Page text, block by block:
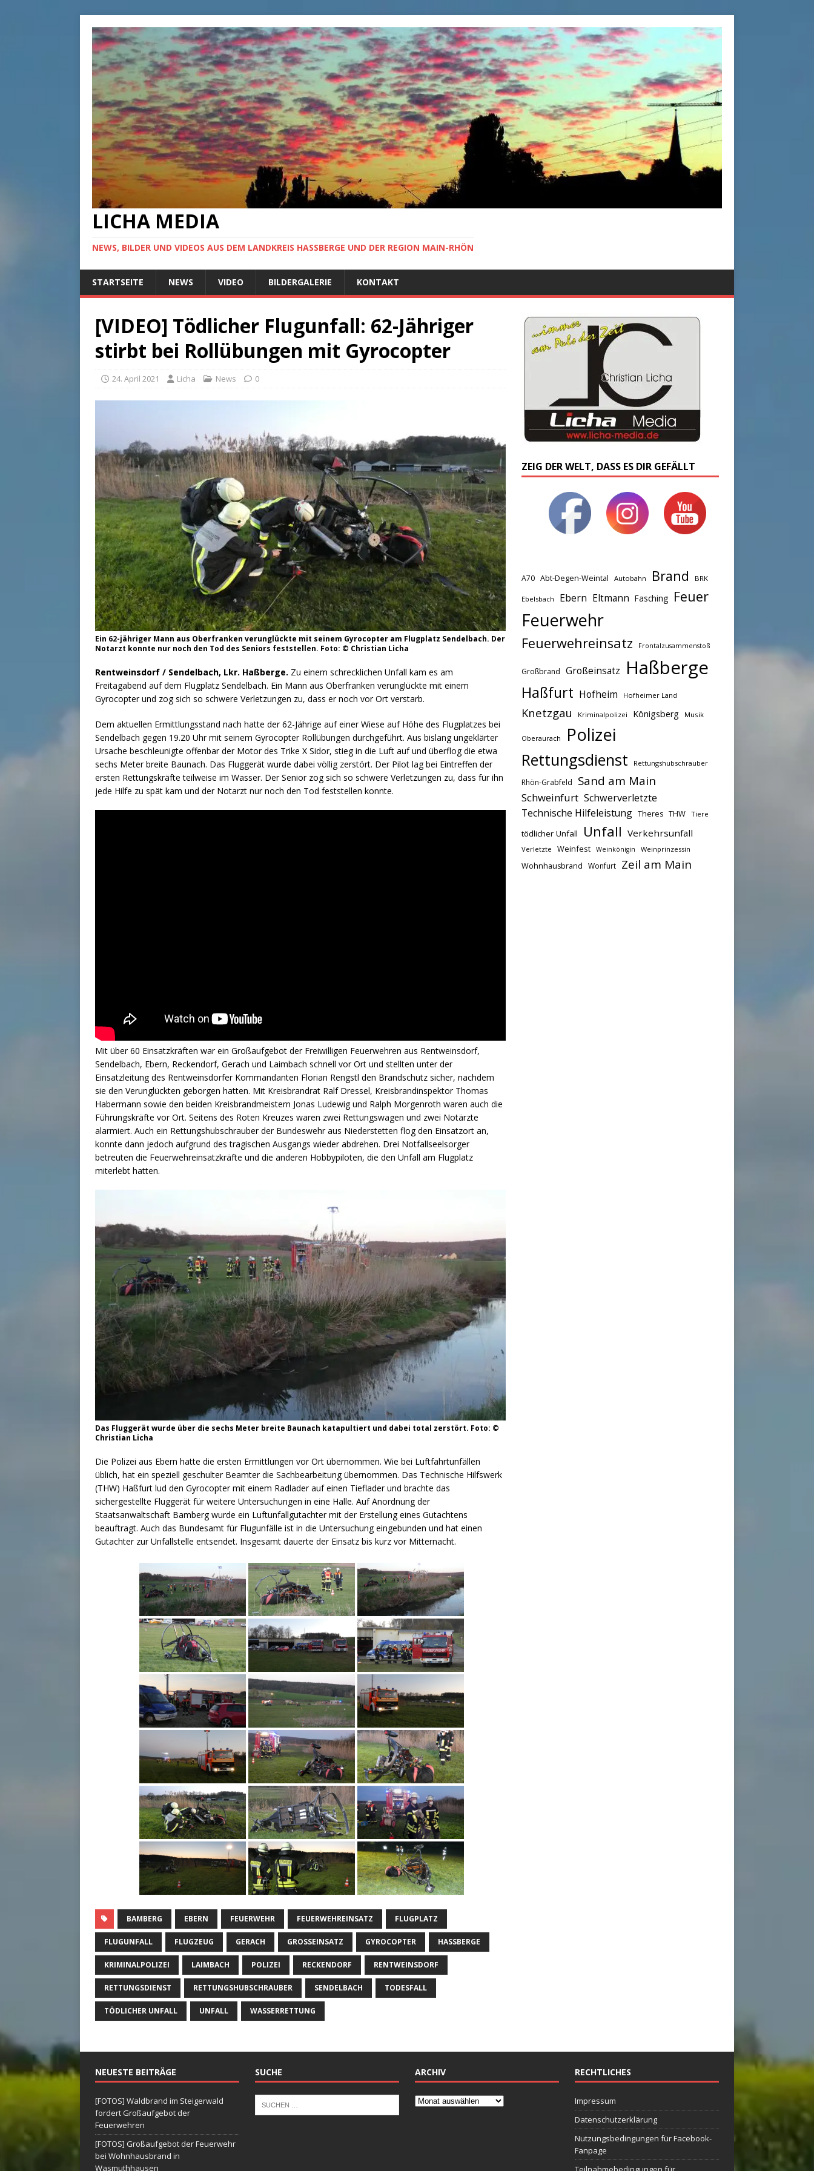
LICHA MEDIA
NEWS, BILDER UND VIDEOS AUS DEM LANDKREIS HASSBERGE UND DER REGION MAIN-RHÖN
STARTSEITE NEWS VIDEO BILDERGALERIE KONTAKT
[VIDEO] Tödlicher Flugunfall: 62-Jähriger
stirbt bei Rollübungen mit Gyrocopter
24. April 2021 Licha News 0
Ein 62-jähriger Mann aus Oberfranken verunglückte mit seinem Gyrocopter am Flugplatz Sendelbach. Der
Notarzt konnte nur noch den Tod des Seniors feststellen. Foto: © Christian Licha
Rentweinsdorf / Sendelbach, Lkr. Haßberge. Zu einem schrecklichen Unfall kam es am
Freitagabend auf dem Flugplatz Sendelbach. Ein Mann aus Oberfranken verunglückte mit einem
Gyrocopter und zog sich so schwere Verletzungen zu, dass er noch vor Ort verstarb.
Dem aktuellen Ermittlungsstand nach hatte der 62-Jährige auf einer Wiese auf Höhe des Flugplatzes bei
Sendelbach gegen 19.20 Uhr mit seinem Gyrocopter Rollübungen durchgeführt. Aus bislang ungeklärter
Ursache beschleunigte offenbar der Motor des Trike X Sidor, stieg in die Luft auf und überflog die etwa
sechs Meter breite Baunach. Das Fluggerät wurde dabei völlig zerstört. Der Pilot lag bei Eintreffen der
ersten Rettungskräfte teilweise im Wasser. Der Senior zog sich so schwere Verletzungen zu, dass für ihn
jede Hilfe zu spät kam und der Notarzt nur noch den Tod feststellen konnte.
Mit über 60 Einsatzkräften war ein Großaufgebot der Freiwilligen Feuerwehren aus Rentweinsdorf,
Sendelbach, Ebern, Reckendorf, Gerach und Laimbach schnell vor Ort und stellten unter der
Einsatzleitung des Rentweinsdorfer Kommandanten Florian Rengstl den Brandschutz sicher, nachdem
sie den Verunglückten geborgen hatten. Mit Kreisbrandrat Ralf Dressel, Kreisbrandinspektor Thomas
Habermann sowie den beiden Kreisbrandmeistern Jonas Ludewig und Ralph Morgenroth waren auch die
Führungskräfte vor Ort. Seitens des Roten Kreuzes waren zwei Rettungswagen und zwei Notärzte
alarmiert. Auch ein Rettungshubschrauber der Bundeswehr aus Niederstetten flog den Einsatzort an,
konnte dann jedoch aufgrund des tragischen Ausgangs wieder abdrehen. Drei Notfallseelsorger
betreuten die Feuerwehreinsatzkräfte und die anderen Hobbypiloten, die den Unfall am Flugplatz
miterlebt hatten.
Das Fluggerät wurde über die sechs Meter breite Baunach katapultiert und dabei total zerstört. Foto: ©
Christian Licha
Die Polizei aus Ebern hatte die ersten Ermittlungen vor Ort übernommen. Wie bei Luftfahrtunfällen
üblich, hat ein speziell geschulter Beamter die Sachbearbeitung übernommen. Das Technische Hilfswerk
(THW) Haßfurt lud den Gyrocopter mit einem Radlader auf einen Tieflader und brachte das
sichergestellte Fluggerät für weitere Untersuchungen in eine Halle. Auf Anordnung der
Staatsanwaltschaft Bamberg wurde ein Luftunfallgutachter mit der Erstellung eines Gutachtens
beauftragt. Auch das Bundesamt für Flugunfälle ist in die Untersuchung eingebunden und hat einen
Gutachter zur Unfallstelle entsendet. Insgesamt dauerte der Einsatz bis kurz vor Mitternacht.
BAMBERG EBERN FEUERWEHR FEUERWEHREINSATZ FLUGPLATZ
FLUGUNFALL FLUGZEUG GERACH GROSSEINSATZ GYROCOPTER HASSBERGE
KRIMINALPOLIZEI LAIMBACH POLIZEI RECKENDORF RENTWEINSDORF
RETTUNGSDIENST RETTUNGSHUBSCHRAUBER SENDELBACH TODESFALL
TÖDLICHER UNFALL UNFALL WASSERRETTUNG
ZEIG DER WELT, DASS ES DIR GEFÄLLT
A70 Abt-Degen-Weintal Autobahn Brand BRK
Ebelsbach Ebern Eltmann Fasching Feuer
Feuerwehr
Feuerwehreinsatz Frontalzusammenstoß
Großbrand Großeinsatz Haßberge
Haßfurt Hofheim Hofheimer Land
Knetzgau Kriminalpolizei Königsberg Musik
Oberaurach Polizei
Rettungsdienst Rettungshubschrauber
Rhön-Grabfeld Sand am Main
Schweinfurt Schwerverletzte
Technische Hilfeleistung Theres THW Tiere
tödlicher Unfall Unfall Verkehrsunfall
Verletzte Weinfest Weinkönigin Weinprinzessin
Wohnhausbrand Wonfurt Zeil am Main
NEUESTE BEITRÄGE
[FOTOS] Waldbrand im Steigerwald
fordert Großaufgebot der
Feuerwehren
[FOTOS] Großaufgebot der Feuerwehr
bei Wohnhausbrand in
Wasmuthhausen
SUCHE ARCHIV RECHTLICHES
Impressum
Datenschutzerklärung
Nutzungsbedingungen für Facebook-
Fanpage